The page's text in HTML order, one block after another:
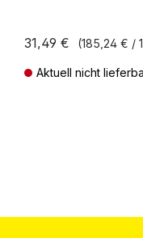
31,49 € (185,24 € /
Aktuell nicht